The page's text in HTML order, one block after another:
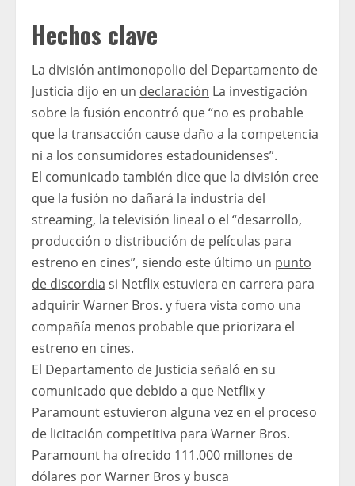
Hechos clave
La división antimonopolio del Departamento de
Justicia dijo en un declaración La investigación
sobre la fusión encontró que “no es probable
que la transacción cause daño a la competencia
ni a los consumidores estadounidenses”.
El comunicado también dice que la división cree
que la fusión no dañará la industria del
streaming, la televisión lineal o el “desarrollo,
producción o distribución de películas para
estreno en cines”, siendo este último un punto
de discordia si Netflix estuviera en carrera para
adquirir Warner Bros. y fuera vista como una
compañía menos probable que priorizara el
estreno en cines.
El Departamento de Justicia señaló en su
comunicado que debido a que Netflix y
Paramount estuvieron alguna vez en el proceso
de licitación competitiva para Warner Bros.
Paramount ha ofrecido 111.000 millones de
dólares por Warner Bros y busca